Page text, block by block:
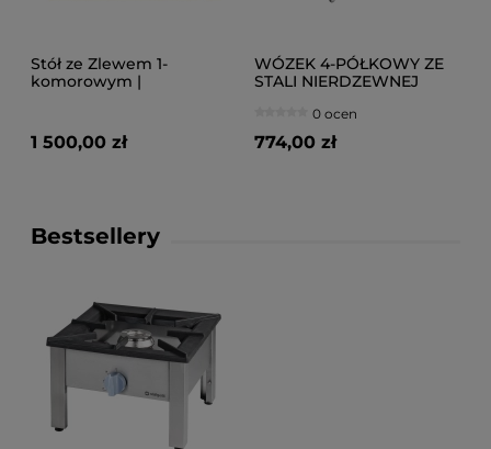
Stół ze Zlewem 1-
komorowym |
1 500,00 zł
WÓZEK 4-PÓŁKOWY ZE
STALI NIERDZEWNEJ
0 ocen
774,00 zł
Bestsellery